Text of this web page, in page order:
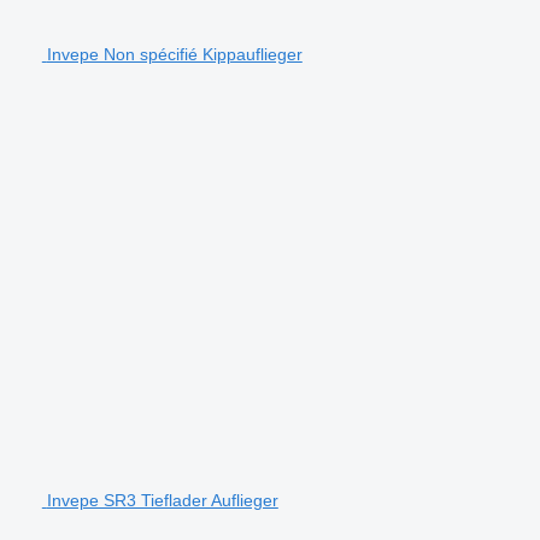
Invepe Non spécifié Kippauflieger
Invepe SR3 Tieflader Auflieger